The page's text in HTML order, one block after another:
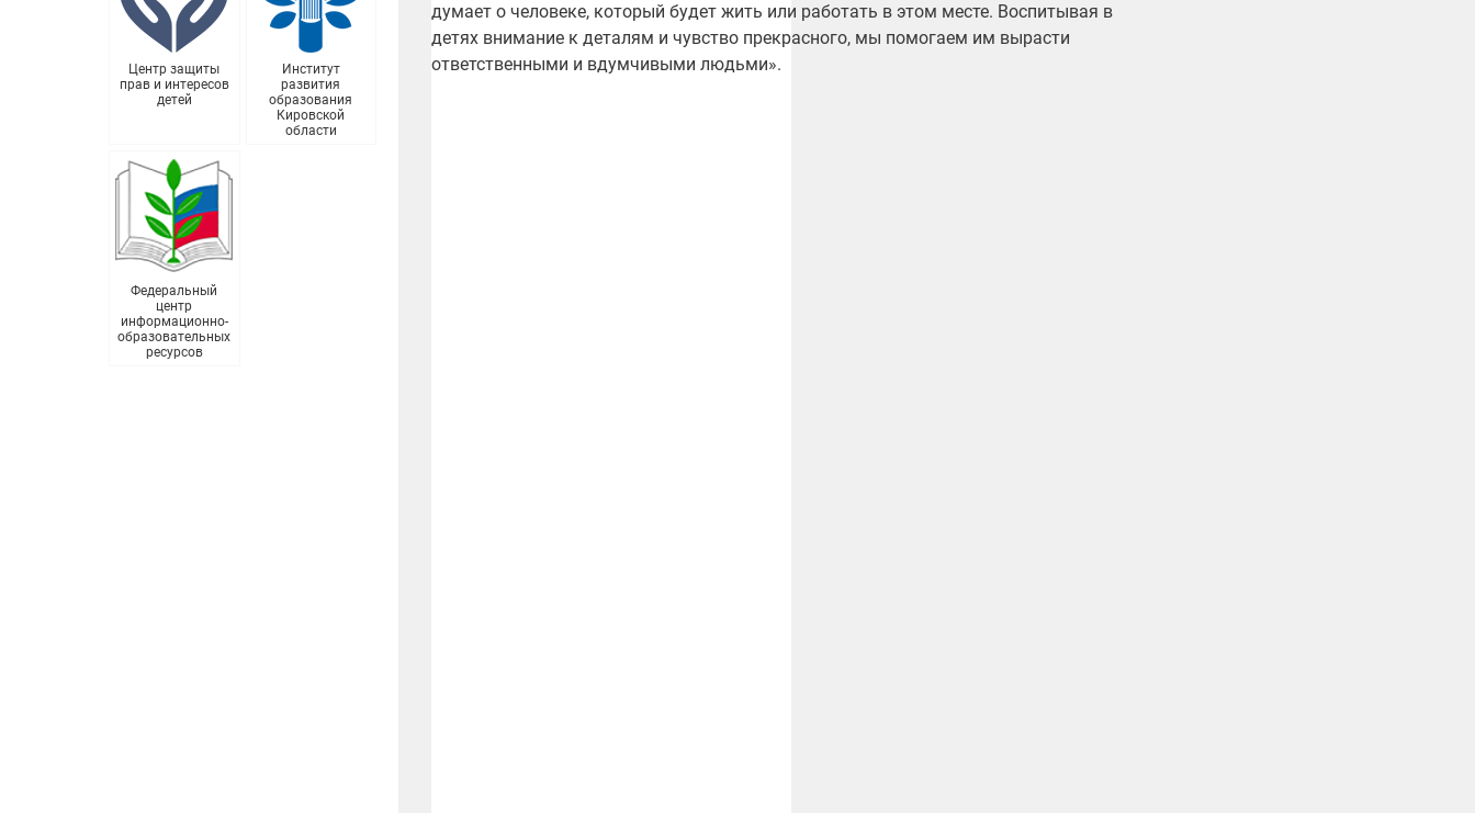
Центр защиты
прав и интересов
детей
Институт
развития
образования
Кировской
области
Федеральный
центр
информационно-
образовательных
ресурсов
думает о человеке, который будет жить или работать в этом месте. Воспитывая в
детях внимание к деталям и чувство прекрасного, мы помогаем им вырасти
ответственными и вдумчивыми людьми».